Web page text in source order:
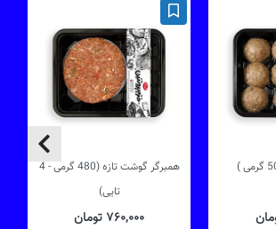
همبرگر گوشت تازه (480 گرمی - 4
تایی)
۷۶۰,۰۰۰ تومان